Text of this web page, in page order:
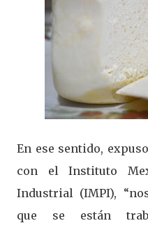
En ese sentido,
con el Instituto
Industrial (IMPI),
que se están